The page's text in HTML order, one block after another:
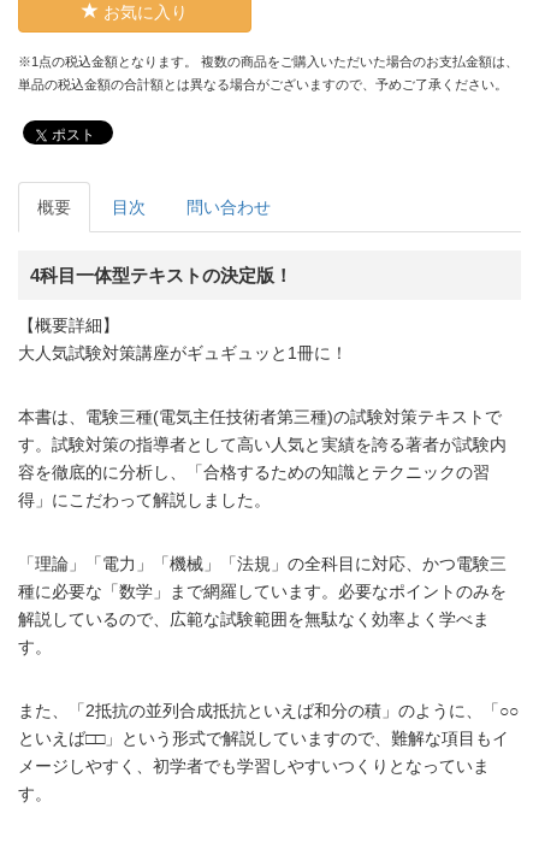
お気に入り
※1点の税込金額となります。 複数の商品をご購入いただいた場合のお支払金額は、
単品の税込金額の合計額とは異なる場合がございますので、予めご了承ください。
ポスト
概要 目次 問い合わせ
4科目一体型テキストの決定版！
【概要詳細】
大人気試験対策講座がギュギュッと1冊に！
本書は、電験三種(電気主任技術者第三種)の試験対策テキストで
す。試験対策の指導者として高い人気と実績を誇る著者が試験内
容を徹底的に分析し、「合格するための知識とテクニックの習
得」にこだわって解説しました。
「理論」「電力」「機械」「法規」の全科目に対応、かつ電験三
種に必要な「数学」まで網羅しています。必要なポイントのみを
解説しているので、広範な試験範囲を無駄なく効率よく学べま
す。
また、「2抵抗の並列合成抵抗といえば和分の積」のように、「○○
といえば□□」という形式で解説していますので、難解な項目もイ
メージしやすく、初学者でも学習しやすいつくりとなっていま
す。